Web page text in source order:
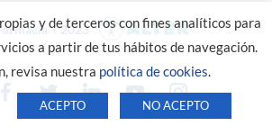
– 2023
y de terceros con fines analíticos para
a partir de tus hábitos de navegación.
revisa nuestra política de cookies.
ACEPTO NO ACEPTO